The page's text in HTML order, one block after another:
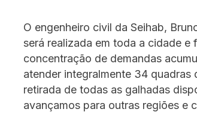
O engenheiro civil da Seihab,
será realizada em toda a cidade
concentração de demandas
atender integralmente 34
retirada de todas as galhadas
avançamos para outras regiões e